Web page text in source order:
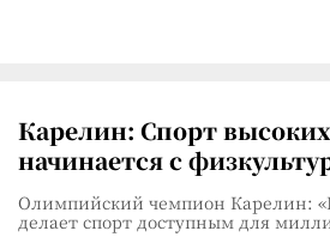
Карелин: Спорт
начинается с
Олимпийский чемпион Карелин:
делает спорт доступным для